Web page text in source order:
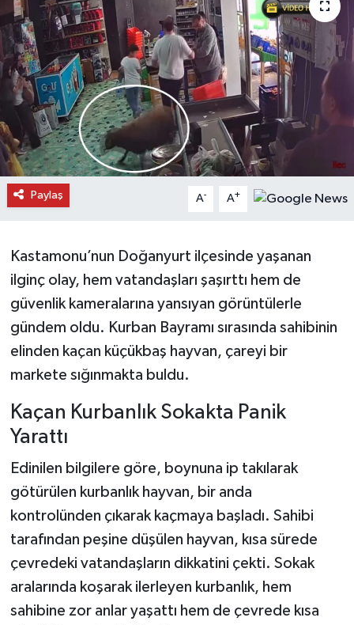
Paylaş A- A+
Kastamonu’nun Doğanyurt ilçesinde yaşanan
ilginç olay, hem vatandaşları şaşırttı hem de
güvenlik kameralarına yansıyan görüntülerle
gündem oldu. Kurban Bayramı sırasında sahibinin
elinden kaçan küçükbaş hayvan, çareyi bir
markete sığınmakta buldu.
Kaçan Kurbanlık Sokakta Panik
Yarattı
Edinilen bilgilere göre, boynuna ip takılarak
götürülen kurbanlık hayvan, bir anda
kontrolünden çıkarak kaçmaya başladı. Sahibi
tarafından peşine düşülen hayvan, kısa sürede
çevredeki vatandaşların dikkatini çekti. Sokak
aralarında koşarak ilerleyen kurbanlık, hem
sahibine zor anlar yaşattı hem de çevrede kısa
Daday Haberleri
Devrekani Haberleri
Doğanyurt Haberleri
Hanönü Haberleri
İhsangazi Haberleri
Küre Haberleri
Merkez Haberleri
Pınarbaşı Haberleri
Şenpazar Haberleri
Seydiler Haberleri
Tosya Haberleri
Karadeniz Haberleri
Teknoloji Haberleri